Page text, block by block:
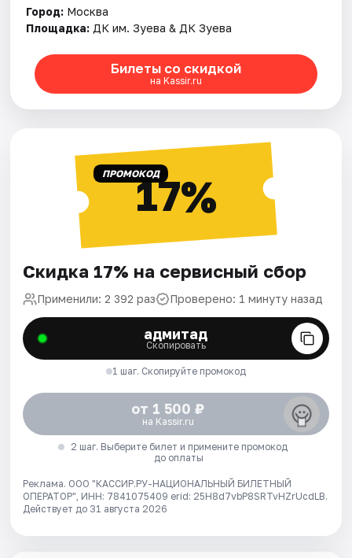
Город: Москва
Площадка: ДК им. Зуева & ДК Зуева
Билеты со скидкой
на Kassir.ru
ПРОМОКОД17%
Скидка 17% на сервисный сбор
Применили: 2 392 раз Проверено: 1 минуту назад
адмитад
Скопировать
1 шаг. Скопируйте промокод
от 1 500 ₽
на Kassir.ru
2 шаг. Выберите билет и примените промокод
до оплаты
Реклама. ООО "КАССИР.РУ-НАЦИОНАЛЬНЫЙ БИЛЕТНЫЙ
ОПЕРАТОР", ИНН: 7841075409 erid: 25H8d7vbP8SRTvHZrUcdLB.
Действует до 31 августа 2026